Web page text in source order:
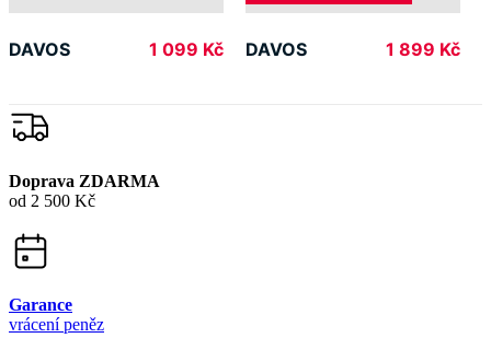
DAVOS 1 099 Kč DAVOS 1 899 Kč
Doprava ZDARMA
od 2 500 Kč
Garance
vrácení peněz